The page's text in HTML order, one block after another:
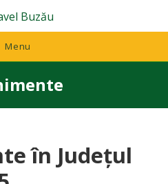
Menu
în Județul